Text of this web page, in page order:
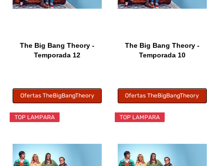
The Big Bang Theory -
Temporada 12
Ofertas TheBigBangTheory
The Big Bang Theory -
Temporada 10
Ofertas TheBigBangTheory
TOP LAMPARA TOP LAMPARA